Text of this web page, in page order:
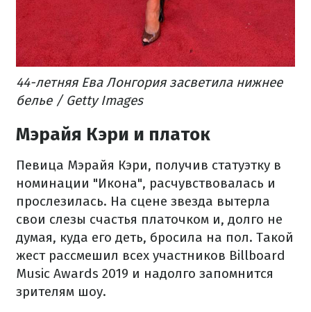
44-летняя Ева Лонгория засветила нижнее
белье / Getty Images
Мэрайя Кэри и платок
Певица Мэрайя Кэри, получив статуэтку в
номинации "Икона", расчувствовалась и
прослезилась. На сцене звезда вытерла
свои слезы счастья платочком и, долго не
думая, куда его деть, бросила на пол. Такой
жест рассмешил всех участников Billboard
Music Awards 2019 и надолго запомнится
зрителям шоу.